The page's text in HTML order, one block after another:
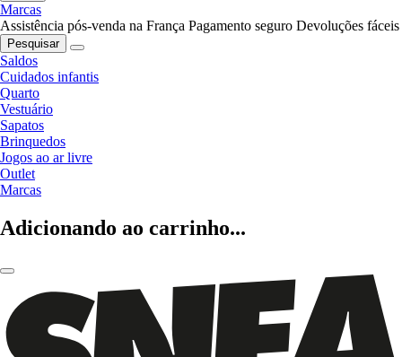
Marcas
Assistência pós-venda na França Pagamento seguro Devoluções fáceis
Pesquisar
Saldos
Cuidados infantis
Quarto
Vestuário
Sapatos
Brinquedos
Jogos ao ar livre
Outlet
Marcas
Adicionando ao carrinho...